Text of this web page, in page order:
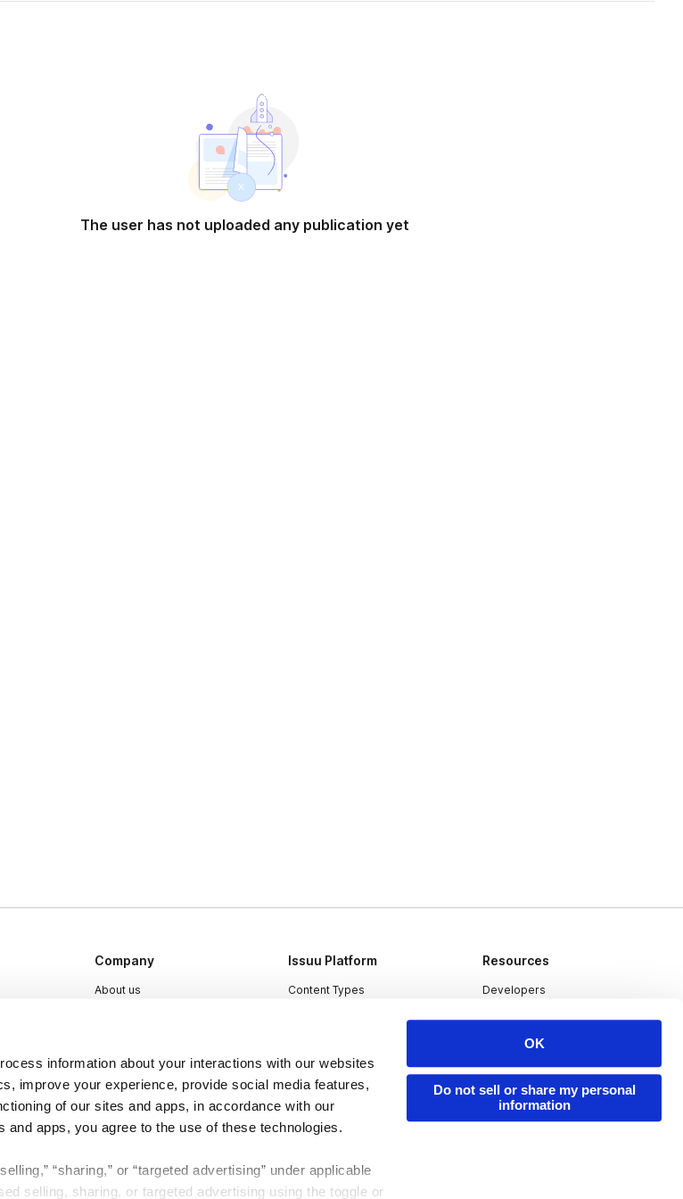
information about your interactions with our websites
improve your experience, provide social media features,
of our sites and apps, in accordance with our
and apps, you agree to the use of these technologies.
“sharing,” or “targeted advertising” under applicable
selling, sharing, or targeted advertising using the toggle or
OK
Do not sell or share my personal
information
The user has not uploaded any publication yet
Company
About us
Contact
Issuu Platform
Content Types
Industries
Resources
Developers
Publisher Directory
Redeem Code